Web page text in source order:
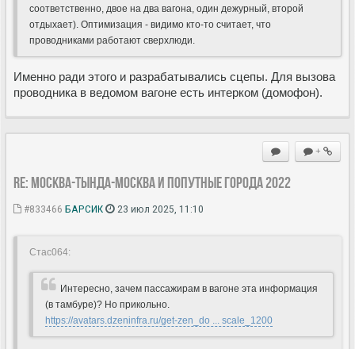
соответственно, двое на два вагона, один дежурный, второй
отдыхает). Оптимизация - видимо кто-то считает, что
проводниками работают сверхлюди.
Именно ради этого и разрабатывались сцепы. Для вызова
проводника в ведомом вагоне есть интерком (домофон).
+
Re: Москва-Тында-Москва и попутные города 2022
#833466 БАРСИК 23 июл 2025, 11:10
Стас064:
Интересно, зачем пассажирам в вагоне эта информация
(в тамбуре)? Но прикольно.
https://avatars.dzeninfra.ru/get-zen_do ... scale_1200